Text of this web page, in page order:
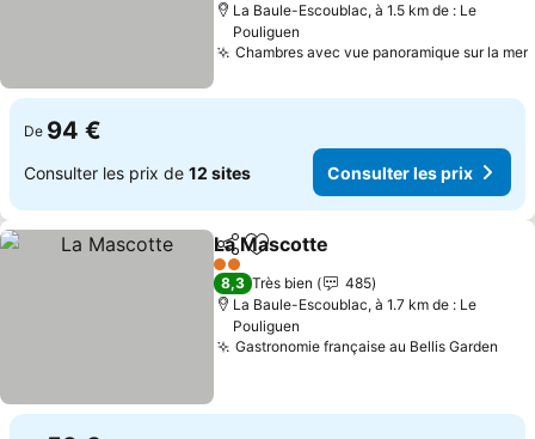
La Baule-Escoublac, à 1.5 km de : Le
Pouliguen
Chambres avec vue panoramique sur la mer
De 94 €
Consulter les prix de 12 sites Consulter les prix
PartagerAjouter à mes favoris
La Mascotte
2 Étoiles
8,3 Très bien
485
La Baule-Escoublac, à 1.7 km de : Le
Pouliguen
Gastronomie française au Bellis Garden